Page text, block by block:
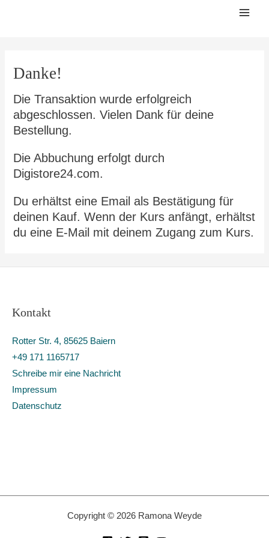
Danke!
Die Transaktion wurde erfolgreich
abgeschlossen. Vielen Dank für deine
Bestellung.
Die Abbuchung erfolgt durch
Digistore24.com.
Du erhältst eine Email als Bestätigung für
deinen Kauf. Wenn der Kurs anfängt, erhältst
du eine E-Mail mit deinem Zugang zum Kurs.
Kontakt
Rotter Str. 4, 85625 Baiern
+49 171 1165717
Schreibe mir eine Nachricht
Impressum
Datenschutz
Copyright © 2026 Ramona Weyde